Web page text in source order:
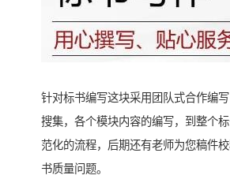
针对标书编写这块采用团队式合作编
搜集，各个模块内容的编写，到整个
范化的流程，后期还有老师为您稿件
书质量问题。